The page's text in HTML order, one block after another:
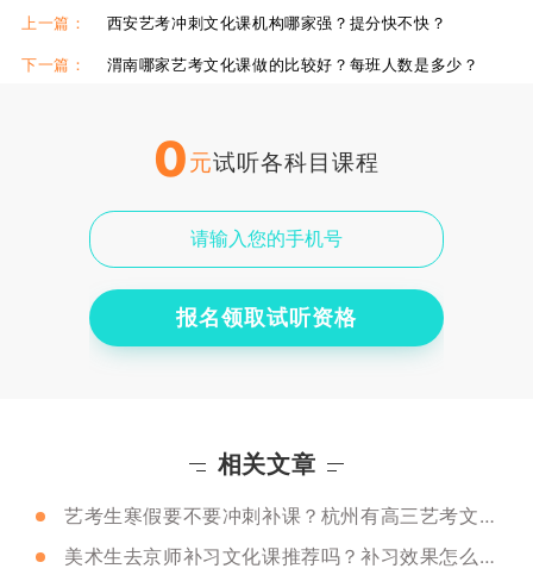
上一篇： 西安艺考冲刺文化课机构哪家强？提分快不快？
下一篇： 渭南哪家艺考文化课做的比较好？每班人数是多少？
0元试听各科目课程
报名领取试听资格
相关文章
艺考生寒假要不要冲刺补课？杭州有高三艺考文化课冲刺吗？
美术生去京师补习文化课推荐吗？补习效果怎么样？